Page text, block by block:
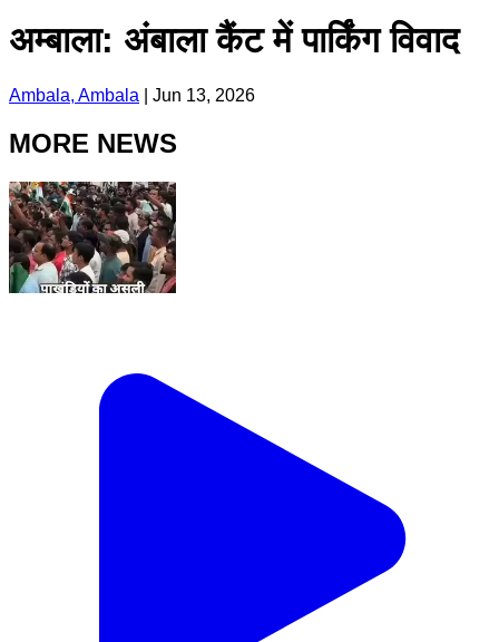
अम्बाला: अंबाला कैंट में पार्किंग विवाद
Ambala, Ambala Jun 13, 2026
MORE NEWS